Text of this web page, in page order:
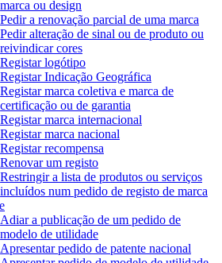
marca ou design
Pedir a renovação parcial de uma marca
Pedir alteração de sinal ou de produto ou
reivindicar cores
Registar logótipo
Registar Indicação Geográfica
Registar marca coletiva e marca de
certificação ou de garantia
Registar marca internacional
Registar marca nacional
Registar recompensa
Renovar um registo
Restringir a lista de produtos ou serviços
incluídos num pedido de registo de marca
Adiar a publicação de um pedido de
modelo de utilidade
Apresentar pedido de patente nacional